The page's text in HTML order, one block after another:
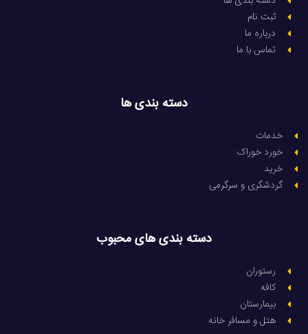
ثبت نام
درباره ما
تماس با ما
دسته بندی ها
خدمات
خورد خوراک
خرید
گردشگری و سرگرمی
دسته بندی های محبوب
رستوران
کافه
بیمارستان
هتل و مسافر خانه